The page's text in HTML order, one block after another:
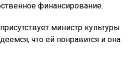
финансирование.
министр культуры
что ей понравится и она